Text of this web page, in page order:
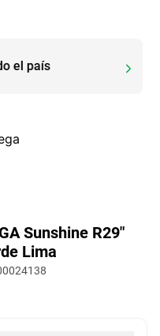
el país
Sunshine R29"
Lima